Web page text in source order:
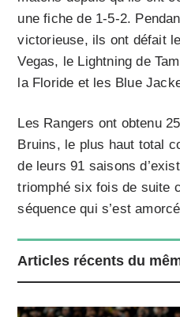
une fiche de 1-5-2.
victorieuse, ils ont défait
Vegas, le Lightning de
la Floride et les Blue
Les Rangers ont obtenu
Bruins, le plus haut total
de leurs 91 saisons
triomphé six fois de suite
séquence qui s’est
Articles récents du